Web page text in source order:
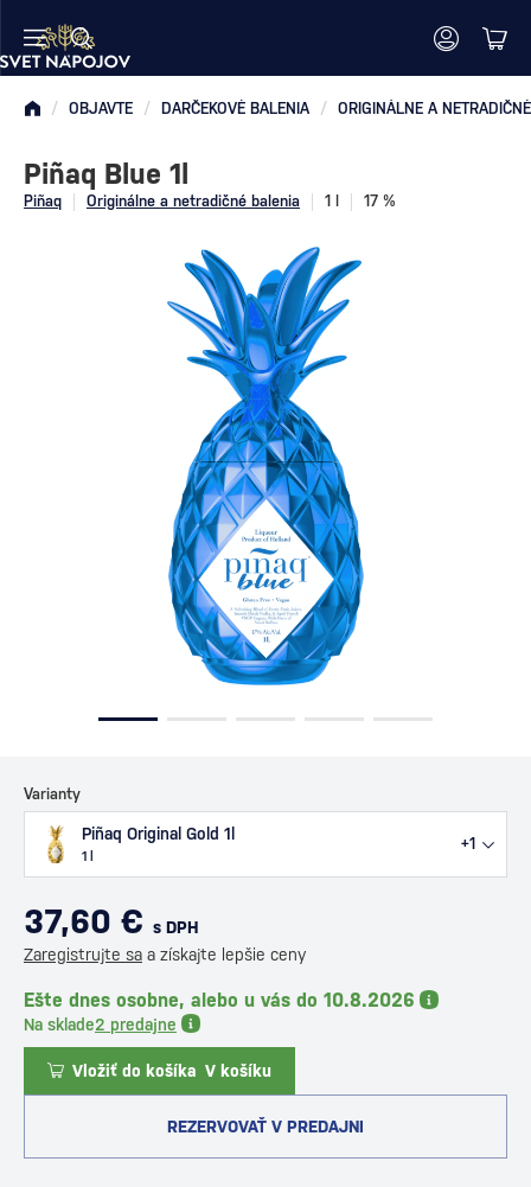
/ OBJAVTE / DARČEKOVÉ BALENIA / ORIGINÁLNE A
Piñaq Originálne a netradičné balenia 1 l 17 %
Piñaq Blue 1l
Varianty
Piñaq Original Gold 1l
1 l
+1
37,60 € s DPH
Zaregistrujte sa a získajte lepšie ceny
Ešte dnes osobne, alebo u vás do 10.8.2026
Na sklade2 predajne
Vložiť do košíka V košíku
REZERVOVAŤ V PREDAJNI